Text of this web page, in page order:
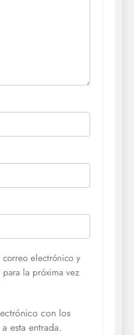
electrónico y
la próxima vez
con los
esta entrada.